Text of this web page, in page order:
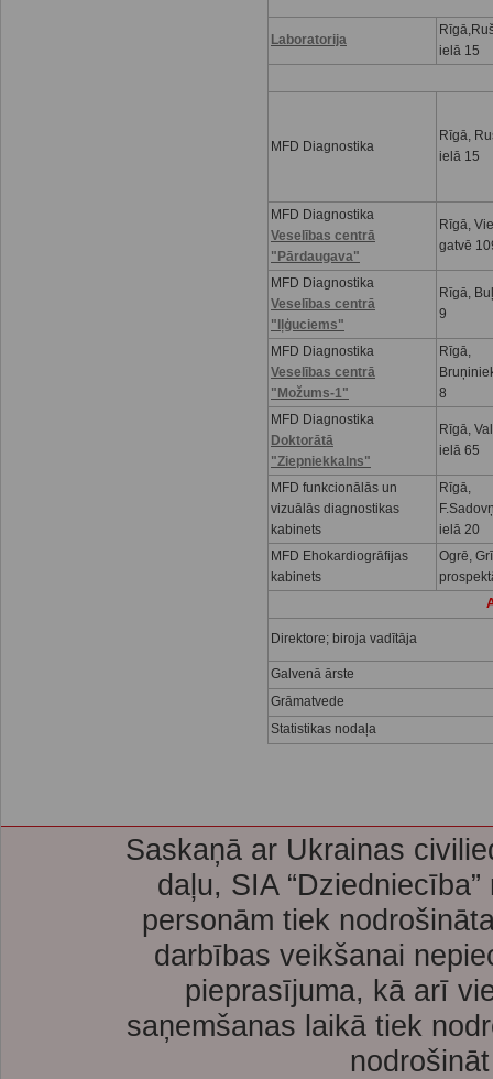
Laboratorija
ielā 15
MFD Diagnostika
Rīgā,
ielā 15
MFD Diagnostika
Veselības centrā
"Pārdaugava"
Rīgā,
gatvē
MFD Diagnostika
Veselības centrā
"Iļģuciems"
Rīgā,
9
MFD Diagnostika
Veselības centrā
"Možums-1"
Rīgā,
8
MFD Diagnostika
Doktorātā
"Ziepniekkalns"
Rīgā,
ielā 65
MFD funkcionālās un
vizuālās diagnostikas
kabinets
Rīgā,
ielā 20
MFD Ehokardiogrāfijas
kabinets
Ogrē,
Direktore; biroja vadītāja
Galvenā ārste
Grāmatvede
Statistikas nodaļa
Saskaņā ar Ukrainas
daļu, SIA
personām tiek
darbības veikšanai
pieprasījuma, kā arī
saņemšanas laikā tiek